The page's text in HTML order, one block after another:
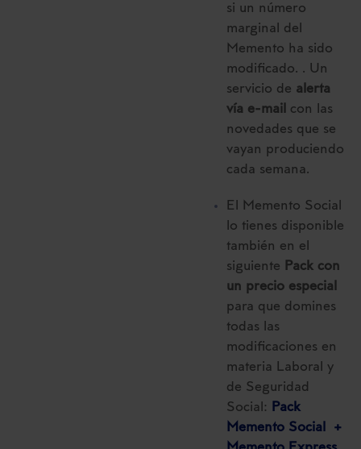
si un número
marginal del
Memento ha sido
modificado. . Un
servicio de alerta
vía e-mail con las
novedades que se
vayan produciendo
cada semana.
El Memento Social
lo tienes disponible
también en el
siguiente Pack con
un precio especial
para que domines
todas las
modificaciones en
materia Laboral y
de Seguridad
Social: Pack
Memento Social +